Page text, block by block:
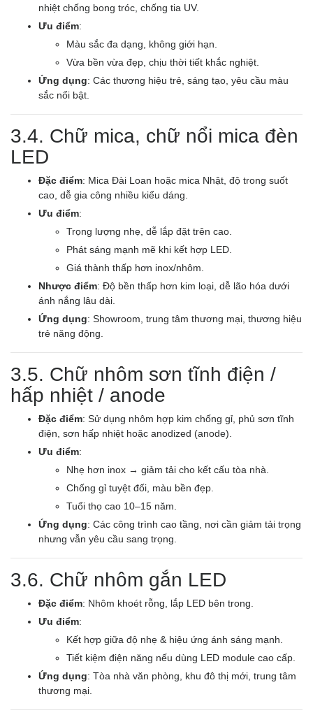
nhiệt chống bong tróc, chống tia UV.
Ưu điểm:
Màu sắc đa dạng, không giới hạn.
Vừa bền vừa đẹp, chịu thời tiết khắc nghiệt.
Ứng dụng: Các thương hiệu trẻ, sáng tạo, yêu cầu màu
sắc nổi bật.
3.4. Chữ mica, chữ nổi mica đèn
LED
Đặc điểm: Mica Đài Loan hoặc mica Nhật, độ trong suốt
cao, dễ gia công nhiều kiểu dáng.
Ưu điểm:
Trọng lượng nhẹ, dễ lắp đặt trên cao.
Phát sáng mạnh mẽ khi kết hợp LED.
Giá thành thấp hơn inox/nhôm.
Nhược điểm: Độ bền thấp hơn kim loại, dễ lão hóa dưới
ánh nắng lâu dài.
Ứng dụng: Showroom, trung tâm thương mại, thương hiệu
trẻ năng động.
3.5. Chữ nhôm sơn tĩnh điện /
hấp nhiệt / anode
Đặc điểm: Sử dụng nhôm hợp kim chống gỉ, phủ sơn tĩnh
điện, sơn hấp nhiệt hoặc anodized (anode).
Ưu điểm:
Nhẹ hơn inox → giảm tải cho kết cấu tòa nhà.
Chống gỉ tuyệt đối, màu bền đẹp.
Tuổi thọ cao 10–15 năm.
Ứng dụng: Các công trình cao tầng, nơi cần giảm tải trọng
nhưng vẫn yêu cầu sang trọng.
3.6. Chữ nhôm gắn LED
Đặc điểm: Nhôm khoét rỗng, lắp LED bên trong.
Ưu điểm:
Kết hợp giữa độ nhẹ & hiệu ứng ánh sáng mạnh.
Tiết kiệm điện năng nếu dùng LED module cao cấp.
Ứng dụng: Tòa nhà văn phòng, khu đô thị mới, trung tâm
thương mại.